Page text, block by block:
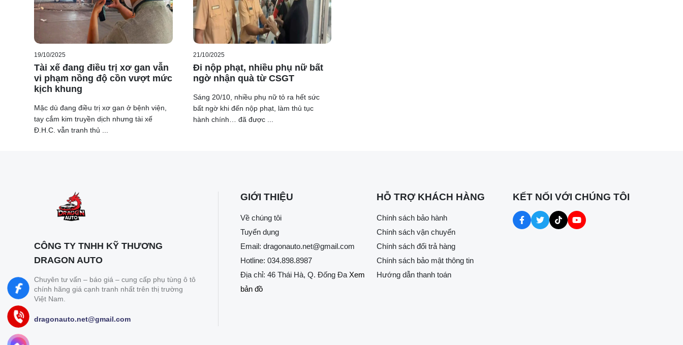
19/10/2025
Tài xế đang điều trị xơ gan vẫn
vi phạm nồng độ cồn vượt mức
kịch khung
Mặc dù đang điều trị xơ gan ở bệnh viện,
tay cắm kim truyền dịch nhưng tài xế
Đ.H.C. vẫn tranh thủ ...
21/10/2025
Đi nộp phạt, nhiều phụ nữ bất
ngờ nhận quà từ CSGT
Sáng 20/10, nhiều phụ nữ tỏ ra hết sức
bất ngờ khi đến nộp phạt, làm thủ tục
hành chính… đã được ...
CÔNG TY TNHH KỸ THƯƠNG
DRAGON AUTO
Chuyên tư vấn – báo giá – cung cấp phụ tùng ô tô
chính hãng giá cạnh tranh nhất trên thị trường
Việt Nam.
dragonauto.net@gmail.com
GIỚI THIỆU
Về chúng tôi
Tuyển dụng
Email: dragonauto.net@gmail.com
Hotline: 034.898.8987
Địa chỉ: 46 Thái Hà, Q. Đống Đa Xem
bản đồ
HỖ TRỢ KHÁCH HÀNG
Chính sách bảo hành
Chính sách vận chuyển
Chính sách đổi trả hàng
Chính sách bảo mật thông tin
Hướng dẫn thanh toán
KẾT NỐI VỚI CHÚNG TÔI